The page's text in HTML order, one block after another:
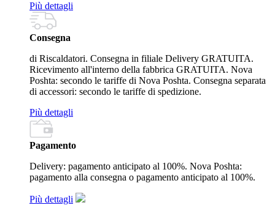
Più dettagli
Consegna
di Riscaldatori. Consegna in filiale Delivery GRATUITA.
Ricevimento all'interno della fabbrica GRATUITA. Nova
Poshta: secondo le tariffe di Nova Poshta. Consegna separata
di accessori: secondo le tariffe di spedizione.
Più dettagli
Pagamento
Delivery: pagamento anticipato al 100%. Nova Poshta:
pagamento alla consegna o pagamento anticipato al 100%.
Più dettagli